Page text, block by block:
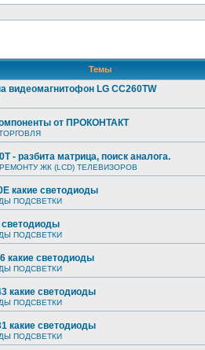
Темы
видеомагнитофон LG CC260TW
от ПРОКОНТАКТ
- разбита матрица, поиск аналога.
ЖК (LCD) ТЕЛЕВИЗОРОВ
какие светодиоды
ПОДСВЕТКИ
светодиоды
ПОДСВЕТКИ
какие светодиоды
ПОДСВЕТКИ
какие светодиоды
ПОДСВЕТКИ
какие светодиоды
ПОДСВЕТКИ